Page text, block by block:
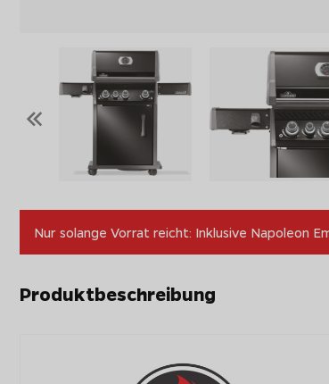
«
Nur solange Vorrat reicht: Inklusive Napoleon
Produktbeschreibung